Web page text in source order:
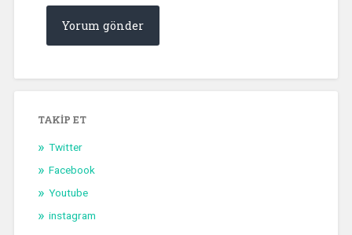
TAKIP ET
Twitter
Facebook
Youtube
instagram